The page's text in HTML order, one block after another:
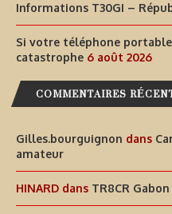
Informations T30GI –
Si votre téléphone
catastrophe 6 août 2026
COMMENTAIRES
Gilles.bourguignon dans
amateur
HINARD dans TR8CR Gabon